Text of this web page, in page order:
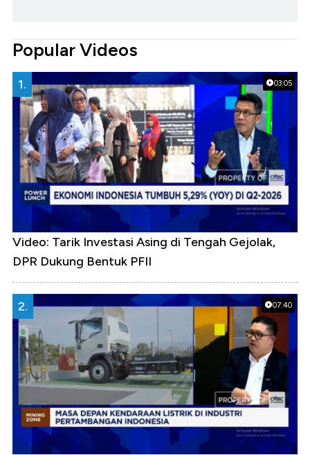
Popular Videos
03:05
1.
Video: Tarik Investasi Asing di Tengah Gejolak,
DPR Dukung Bentuk PFII
07:40
2.